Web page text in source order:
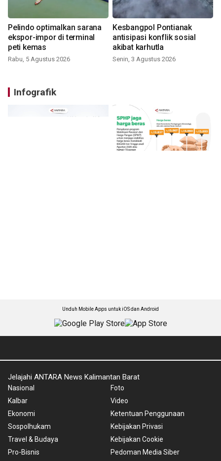
Pelindo optimalkan sarana
ekspor-impor di terminal
peti kemas
Rabu, 5 Agustus 2026
Kesbangpol Pontianak
antisipasi konflik sosial
akibat karhutla
Senin, 3 Agustus 2026
Infografik
Unduh Mobile Apps untuk iOS dan Android
Jelajahi ANTARA News Kalimantan Barat
Nasional
Kalbar
Ekonomi
Sospolhukam
Travel & Budaya
Pro-Bisnis
Foto
Video
Ketentuan Penggunaan
Kebijakan Privasi
Kebijakan Cookie
Pedoman Media Siber